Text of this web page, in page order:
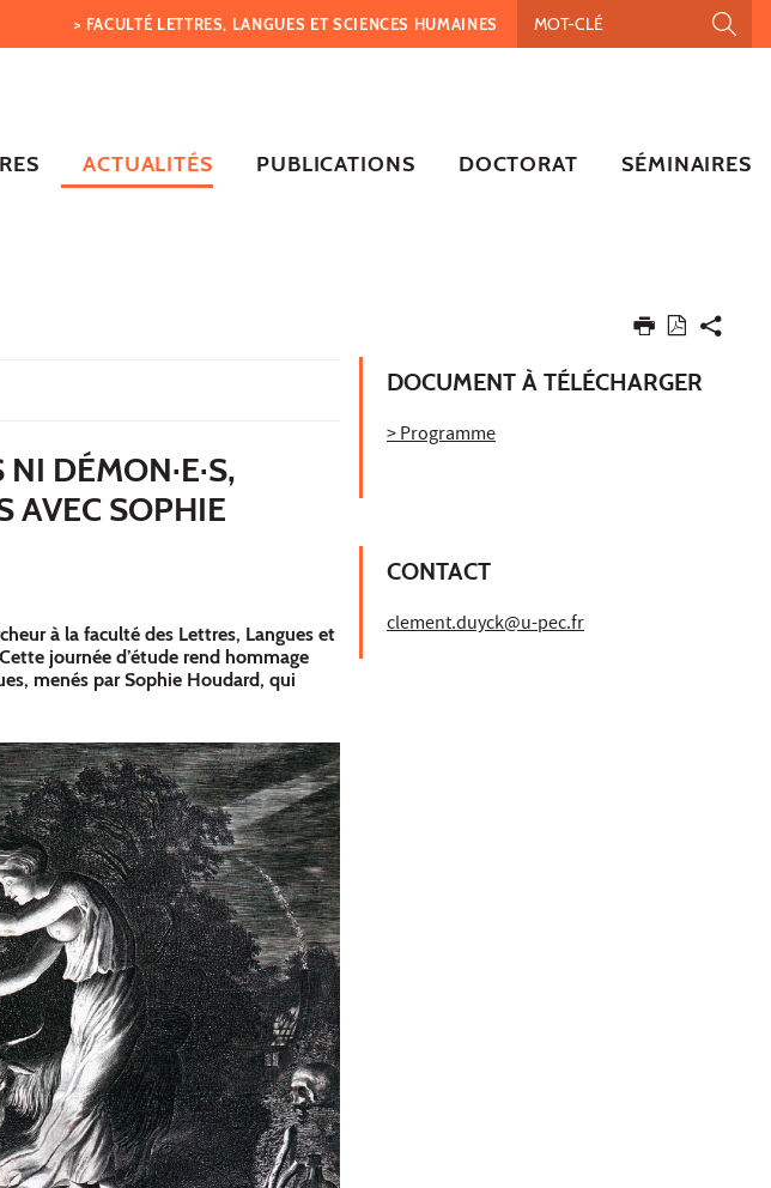
> FACULTÉ LETTRES, LANGUES ET SCIENCES HUMAINES
ACTUALITÉS PUBLICATIONS DOCTORAT SÉMINAIRES
DÉMON·E·S,
AVEC SOPHIE
à la faculté des Lettres, Langues et
journée d’étude rend hommage
menés par Sophie Houdard, qui
DOCUMENT À TÉLÉCHARGER
> Programme
CONTACT
clement.duyck@u-pec.fr